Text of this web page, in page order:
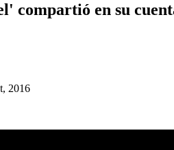
compartió en su
2016